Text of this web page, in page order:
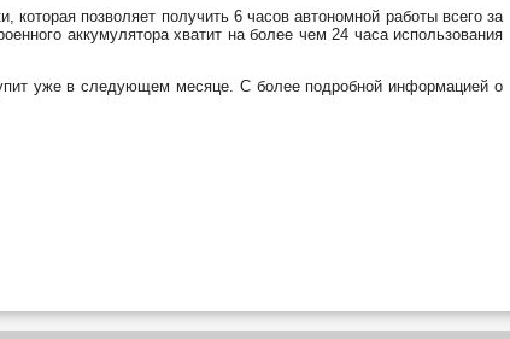
позволяет получить 6 часов автономной работы всего за
аккумулятора хватит на более чем 24 часа использования
уже в следующем месяце. С более подробной информацией о